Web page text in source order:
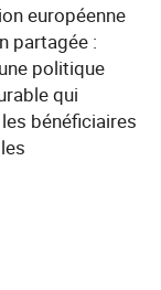
européenne
partagée :
politique
qui
bénéficiaires